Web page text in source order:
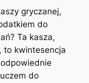
gryczanej,
do
Ta kasza,
to kwintesencja
do